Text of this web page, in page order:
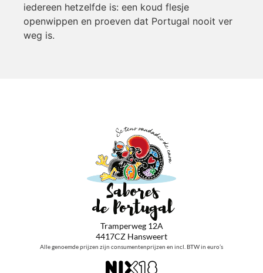
iedereen hetzelfde is: een koud flesje
openwippen en proeven dat Portugal nooit ver
weg is.
Tramperweg 12A
4417CZ Hansweert
Alle genoemde prijzen zijn consumentenprijzen en incl. BTW in euro’s